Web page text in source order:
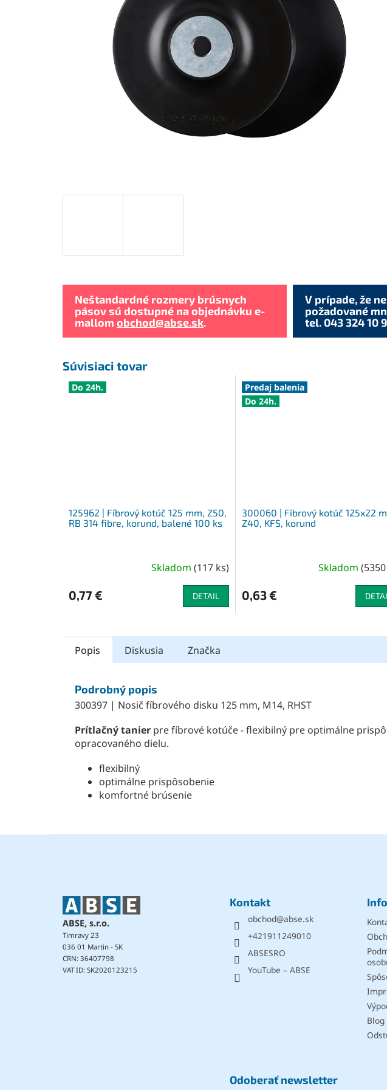
Neštandardné rozmery brúsnych
pásov sú dostupné na objednávku e-
mallom obchod@abse.sk.
V prípade, že
požadované
tel. 043 324 10
Súvisiaci tovar
Do 24h.
125962 | Fíbrový kotúč 125 mm, Z50,
RB 314 fibre, korund, balené 100 ks
Skladom (117 ks)
0,77 € DETAIL
Predaj balenia
Do 24h.
300060 | Fíbrový kotúč 125x22
Z40, KFS, korund
Skladom (
0,63 €
Popis Diskusia Značka
Podrobný popis
300397 | Nosič fíbrového disku 125 mm, M14, RHST
Prítlačný tanier pre fíbrové kotúče - flexibilný pre optimálne
opracovaného dielu.
flexibilný
optimálne prispôsobenie
komfortné brúsenie
ABSE, s.r.o.
Timravy 23
036 01 Martin - SK
CRN: 36407798
VAT ID: SK2020123215
Kontakt
obchod@abse.sk
+421911249010
ABSESRO
YouTube – ABSE
Blog
Odoberať newsletter